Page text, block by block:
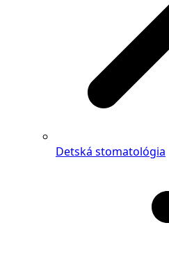
Detská stomatológia